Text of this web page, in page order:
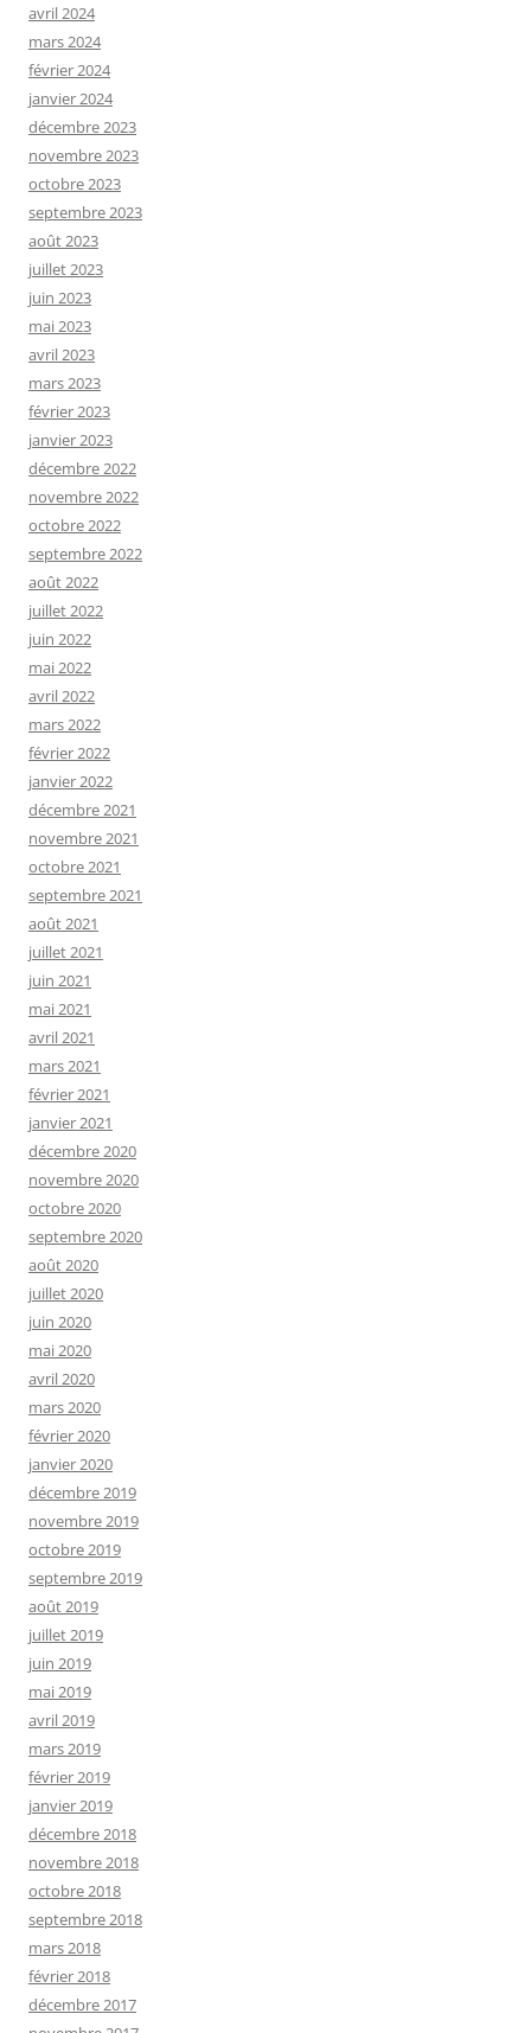
avril 2024
mars 2024
février 2024
janvier 2024
décembre 2023
novembre 2023
octobre 2023
septembre 2023
août 2023
juillet 2023
juin 2023
mai 2023
avril 2023
mars 2023
février 2023
janvier 2023
décembre 2022
novembre 2022
octobre 2022
septembre 2022
août 2022
juillet 2022
juin 2022
mai 2022
avril 2022
mars 2022
février 2022
janvier 2022
décembre 2021
novembre 2021
octobre 2021
septembre 2021
août 2021
juillet 2021
juin 2021
mai 2021
avril 2021
mars 2021
février 2021
janvier 2021
décembre 2020
novembre 2020
octobre 2020
septembre 2020
août 2020
juillet 2020
juin 2020
mai 2020
avril 2020
mars 2020
février 2020
janvier 2020
décembre 2019
novembre 2019
octobre 2019
septembre 2019
août 2019
juillet 2019
juin 2019
mai 2019
avril 2019
mars 2019
février 2019
janvier 2019
décembre 2018
novembre 2018
octobre 2018
septembre 2018
mars 2018
février 2018
décembre 2017